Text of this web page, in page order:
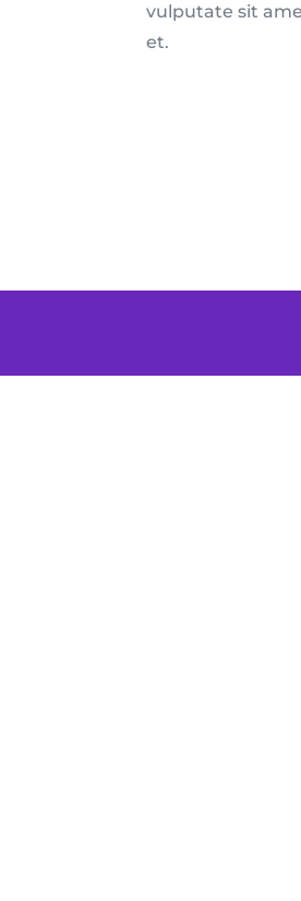
vulputate sit
et.